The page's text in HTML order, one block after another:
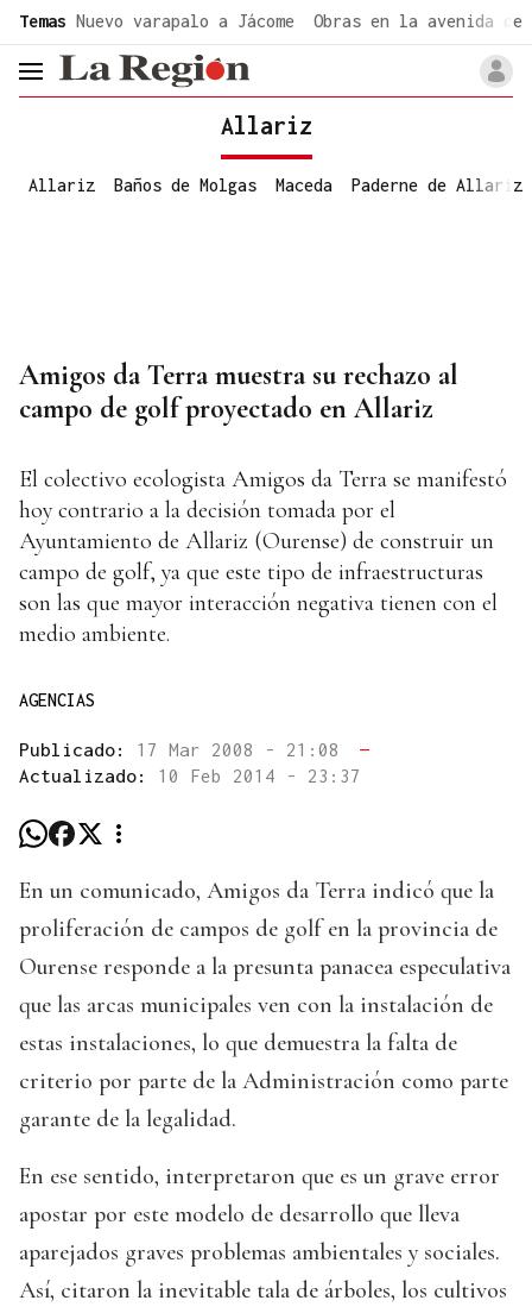
Temas Nuevo varapalo a Jácome Obras en la avenida de
header.menu.open
Allariz
Allariz Baños de Molgas Maceda Paderne de Allariz
Amigos da Terra muestra su rechazo al
campo de golf proyectado en Allariz
El colectivo ecologista Amigos da Terra se manifestó
hoy contrario a la decisión tomada por el
Ayuntamiento de Allariz (Ourense) de construir un
campo de golf, ya que este tipo de infraestructuras
son las que mayor interacción negativa tienen con el
medio ambiente.
AGENCIAS
Publicado: 17 Mar 2008 - 21:08
—
Actualizado: 10 Feb 2014 - 23:37
En un comunicado, Amigos da Terra indicó que la
proliferación de campos de golf en la provincia de
Ourense responde a la presunta panacea especulativa
que las arcas municipales ven con la instalación de
estas instalaciones, lo que demuestra la falta de
criterio por parte de la Administración como parte
garante de la legalidad.
En ese sentido, interpretaron que es un grave error
apostar por este modelo de desarrollo que lleva
aparejados graves problemas ambientales y sociales.
Así, citaron la inevitable tala de árboles, los cultivos